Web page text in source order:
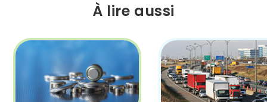
À lire aussi